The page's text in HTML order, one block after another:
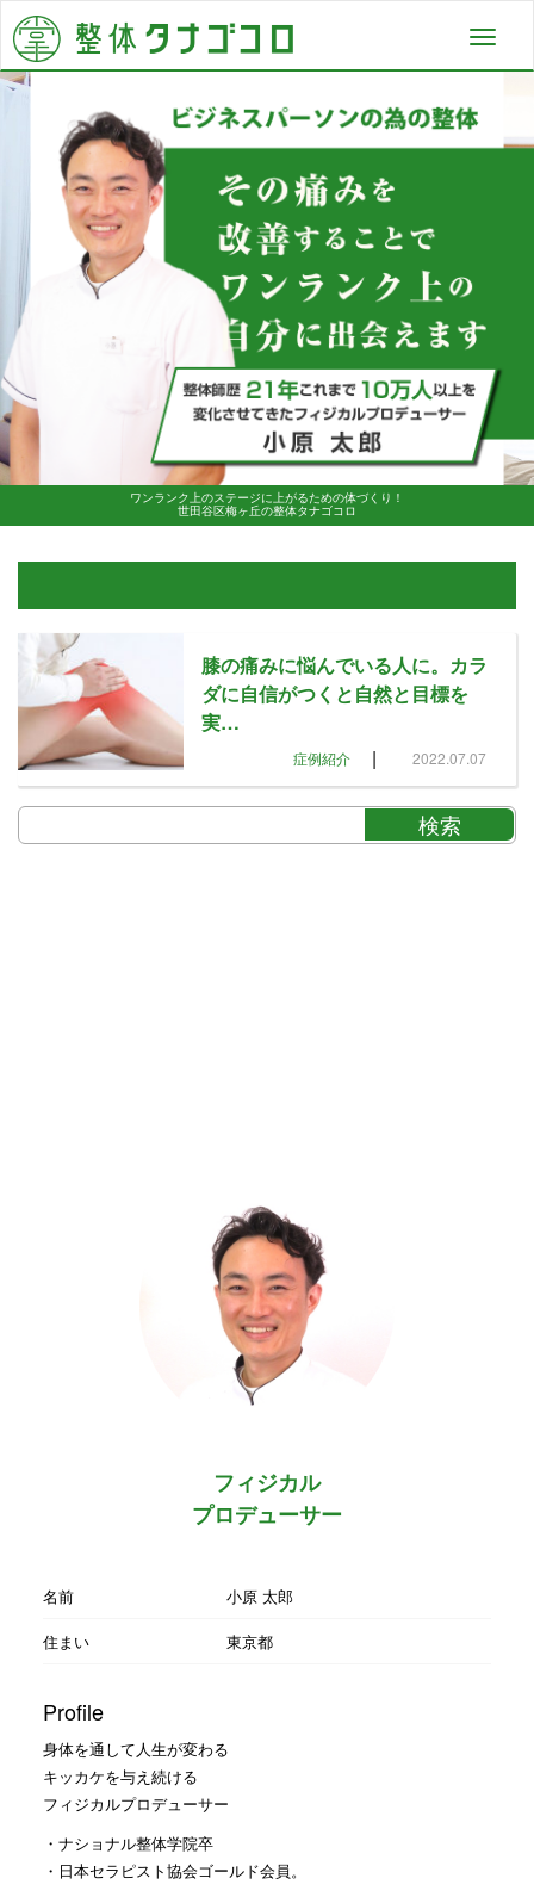
ワンランク上のステージに上がるための体づくり！
世田谷区梅ヶ丘の整体タナゴコロ
膝の痛みに悩んでいる人に。カラ
ダに自信がつくと自然と目標を
実…
症例紹介 | 2022.07.07
フィジカル
プロデューサー
名前
小原 太郎
住まい
東京都
Profile
身体を通して人生が変わる
キッカケを与え続ける
フィジカルプロデューサー
・ナショナル整体学院卒
・日本セラピスト協会ゴールド会員。